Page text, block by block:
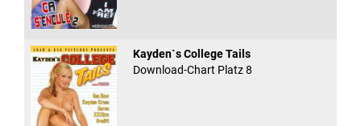
Kayden`s College Tails
Download-Chart Platz 8